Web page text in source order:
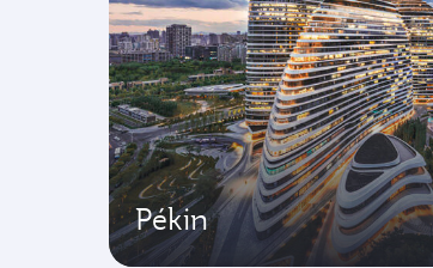
Pékin